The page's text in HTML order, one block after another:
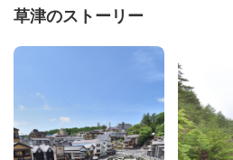
草津のストーリー